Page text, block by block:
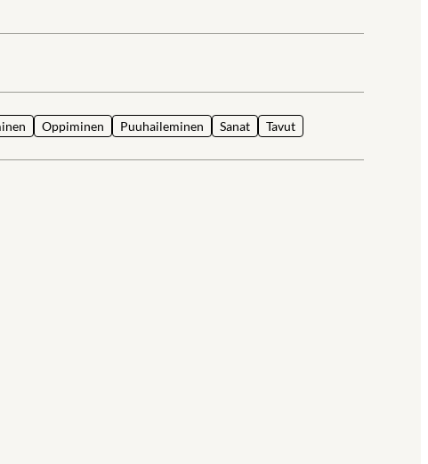
Oppiminen Puuhaileminen Sanat Tavut